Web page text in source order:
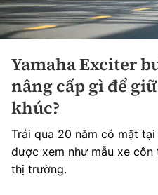
Yamaha Exciter
nâng cấp gì để
khúc?
Trải qua 20 năm có mặt
được xem như mẫu xe
thị trường.